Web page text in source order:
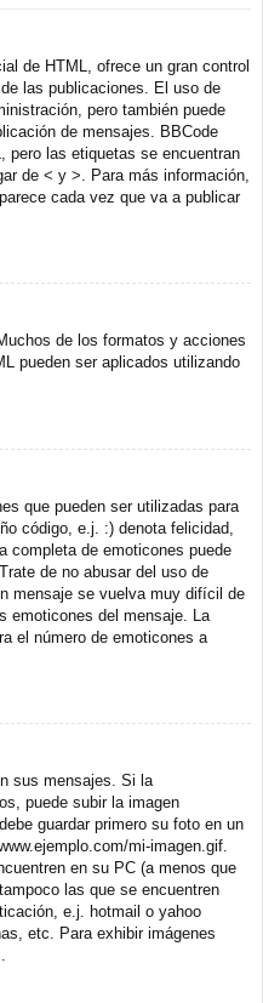
de HTML, ofrece un gran control
las publicaciones. El uso de
pero también puede
de mensajes. BBCode
pero las etiquetas se encuentran
de < y >. Para más información,
cada vez que va a publicar
de los formatos y acciones
pueden ser aplicados utilizando
que pueden ser utilizadas para
código, e.j. :) denota felicidad,
completa de emoticones puede
de no abusar del uso de
mensaje se vuelva muy difícil de
emoticones del mensaje. La
el número de emoticones a
sus mensajes. Si la
puede subir la imagen
guardar primero su foto en un
mi-imagen.gif.
en su PC (a menos que
las que se encuentren
e.j. hotmail o yahoo
etc. Para exhibir imágenes